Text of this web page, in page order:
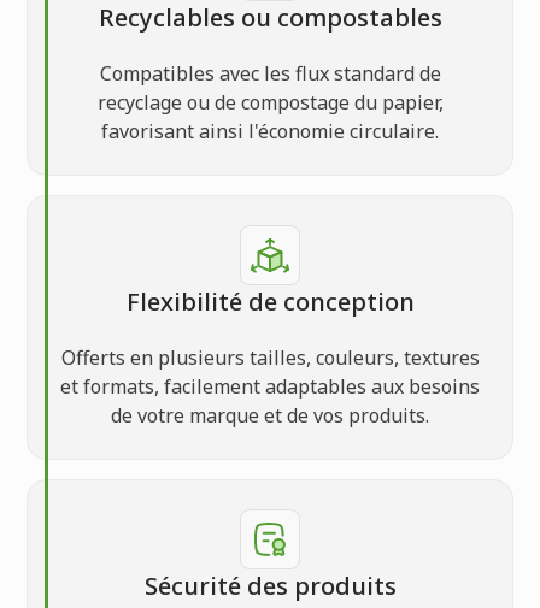
Recyclables ou compostables
Compatibles avec les flux standard de
recyclage ou de compostage du papier,
favorisant ainsi l'économie circulaire.
Flexibilité de conception
Offerts en plusieurs tailles, couleurs, textures
et formats, facilement adaptables aux besoins
de votre marque et de vos produits.
Sécurité des produits